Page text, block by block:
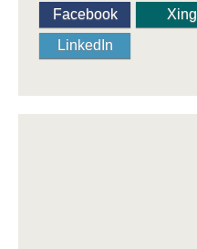
Facebook Xing
LinkedIn